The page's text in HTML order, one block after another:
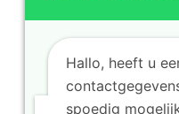
VMR Vouwwanden. Alle
Hallo, heeft u
spoedig